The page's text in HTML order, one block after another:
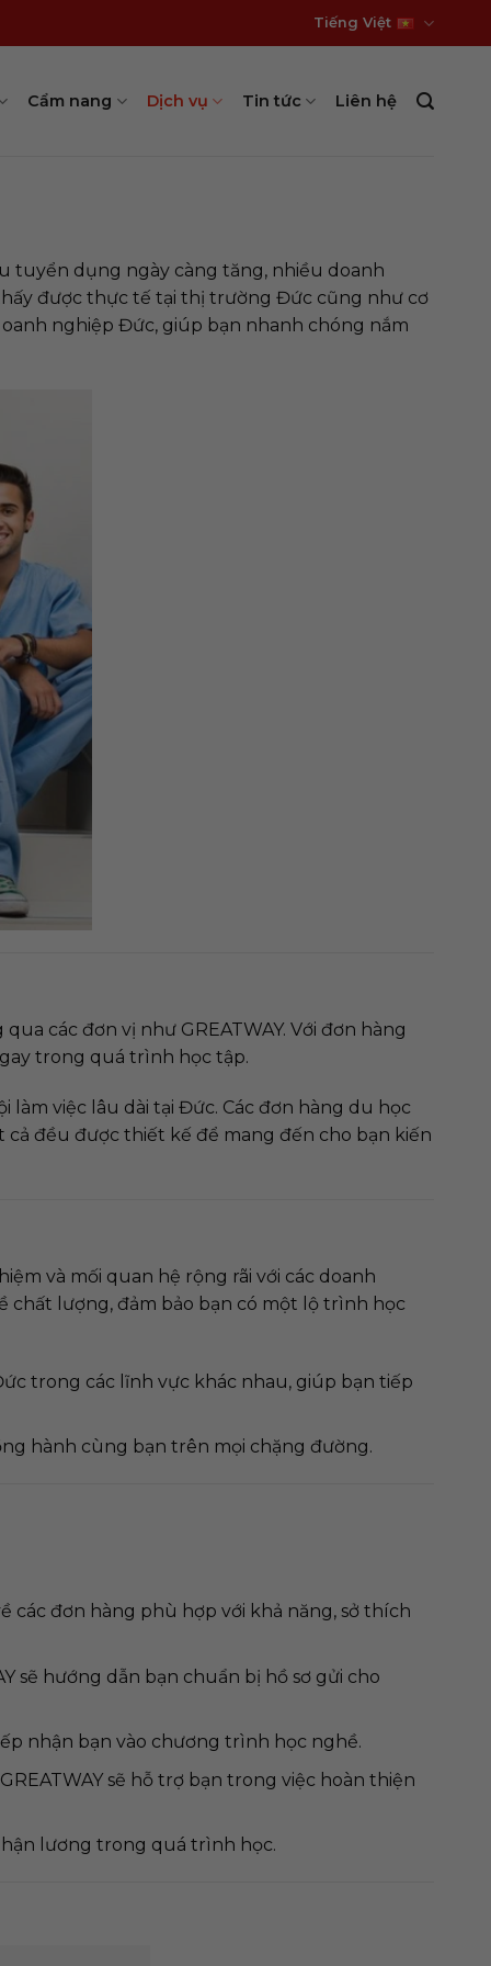
Tiếng Việt
Cẩm nang Dịch vụ Tin tức Liên hệ
tuyển dụng ngày càng tăng, nhiều doanh
được thực tế tại thị trường Đức cũng như cơ
nghiệp Đức, giúp bạn nhanh chóng nắm
các đơn vị như GREATWAY. Với đơn hàng
trong quá trình học tập.
làm việc lâu dài tại Đức. Các đơn hàng du học
đều được thiết kế để mang đến cho bạn kiến
và mối quan hệ rộng rãi với các doanh
lượng, đảm bảo bạn có một lộ trình học
trong các lĩnh vực khác nhau, giúp bạn tiếp
hành cùng bạn trên mọi chặng đường.
các đơn hàng phù hợp với khả năng, sở thích
sẽ hướng dẫn bạn chuẩn bị hồ sơ gửi cho
nhận bạn vào chương trình học nghề.
sẽ hỗ trợ bạn trong việc hoàn thiện
lương trong quá trình học.